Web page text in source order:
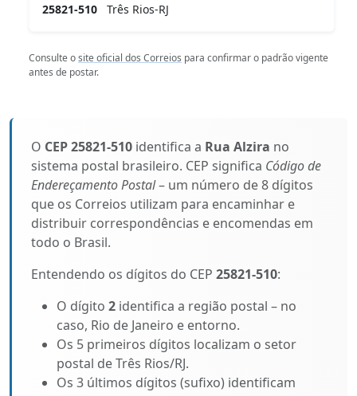
25821-510 Três Rios-RJ
Consulte osite oficial dos Correios para confirmar o padrão vigente
antes de postar.
O CEP 25821-510 identifica a Rua Alzira no
sistema postal brasileiro. CEP significa Código de
Endereçamento Postal– um número de 8 dígitos
que os Correios utilizam para encaminhar e
distribuir correspondências e encomendas em
todo o Brasil.
Entendendo os dígitos do CEP 25821-510:
O dígito 2 identifica a região postal – no
caso, Rio de Janeiro e entorno.
Os 5 primeiros dígitos localizam o setor
postal de Três Rios/RJ.
Os 3 últimos dígitos (sufixo) identificam